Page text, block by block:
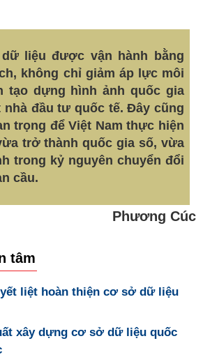
liệu được vận hành bằng
không chỉ giảm áp lực môi
tạo dựng hình ảnh quốc gia
nhà đầu tư quốc tế. Đây cũng
trọng để Việt Nam thực hiện
trở thành quốc gia số, vừa
trong kỷ nguyên chuyển đổi
cầu.
Phương Cúc
tâm
liệt hoàn thiện cơ sở dữ liệu
xây dựng cơ sở dữ liệu quốc